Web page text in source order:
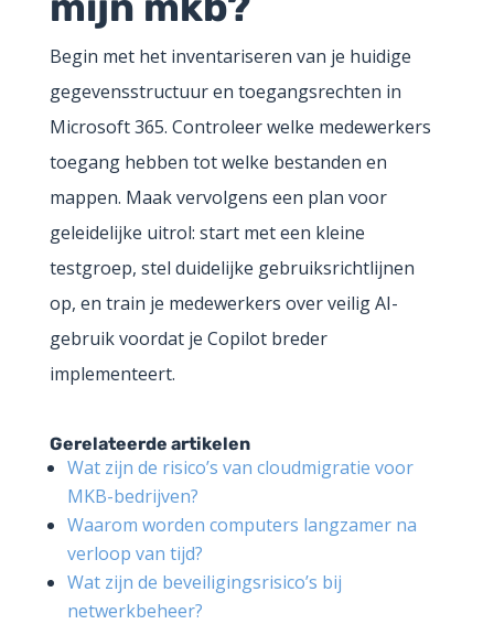
Begin met het inventariseren van je huidige
gegevensstructuur en toegangsrechten in
Microsoft 365. Controleer welke medewerkers
toegang hebben tot welke bestanden en
mappen. Maak vervolgens een plan voor
geleidelijke uitrol: start met een kleine
testgroep, stel duidelijke gebruiksrichtlijnen
op, en train je medewerkers over veilig AI-
gebruik voordat je Copilot breder
implementeert.
Gerelateerde artikelen
Wat zijn de risico’s van cloudmigratie voor
MKB-bedrijven?
Waarom worden computers langzamer na
verloop van tijd?
Wat zijn de beveiligingsrisico’s bij
netwerkbeheer?